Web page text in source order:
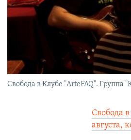
Свобода в Клубе "ArteFAQ".
Свобода
августа,